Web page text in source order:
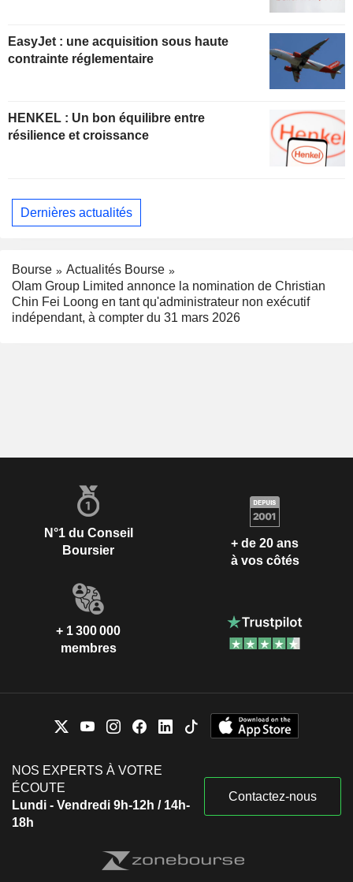
EasyJet : une acquisition sous haute
contrainte réglementaire
HENKEL : Un bon équilibre entre
résilience et croissance
Dernières actualités
Bourse
Actualités Bourse
Olam Group Limited annonce la nomination de Christian
Chin Fei Loong en tant qu'administrateur non exécutif
indépendant, à compter du 31 mars 2026
N°1 du Conseil
Boursier
+ de 20 ans
à vos côtés
+ 1 300 000
membres
NOS EXPERTS À VOTRE
ÉCOUTE
Lundi - Vendredi 9h-12h / 14h-
18h
Contactez-nous